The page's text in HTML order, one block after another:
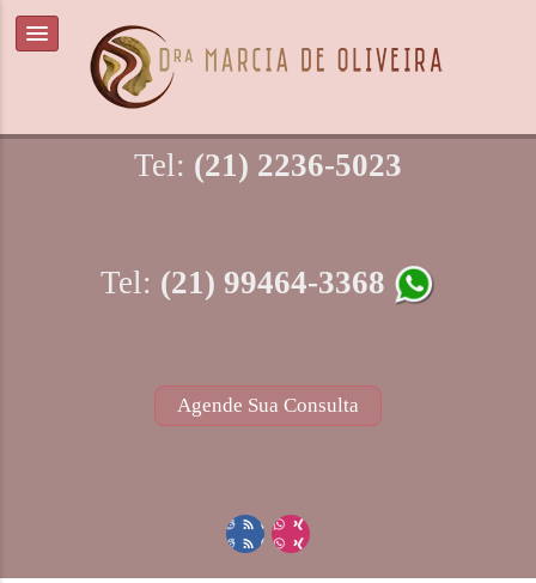
Tel: (21) 2236-5023
Tel: (21) 99464-3368
Agende Sua Consulta